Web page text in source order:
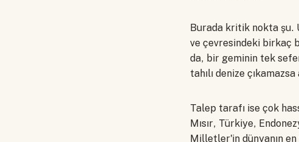
Burada kritik nokta şu.
ve çevresindeki birkaç
da, bir geminin tek
tahılı denize
Talep tarafı ise çok
Mısır, Türkiye,
Milletler'in dünyanın en